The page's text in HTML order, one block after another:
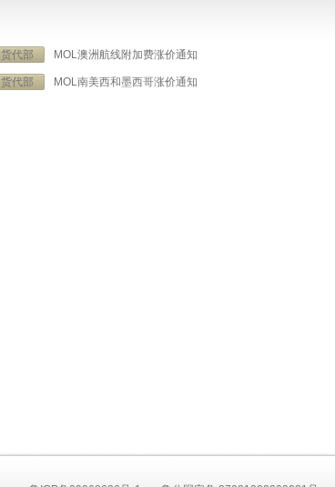
货代部 MOL澳洲航线附加费涨价通知
货代部 MOL南美西和墨西哥涨价通知